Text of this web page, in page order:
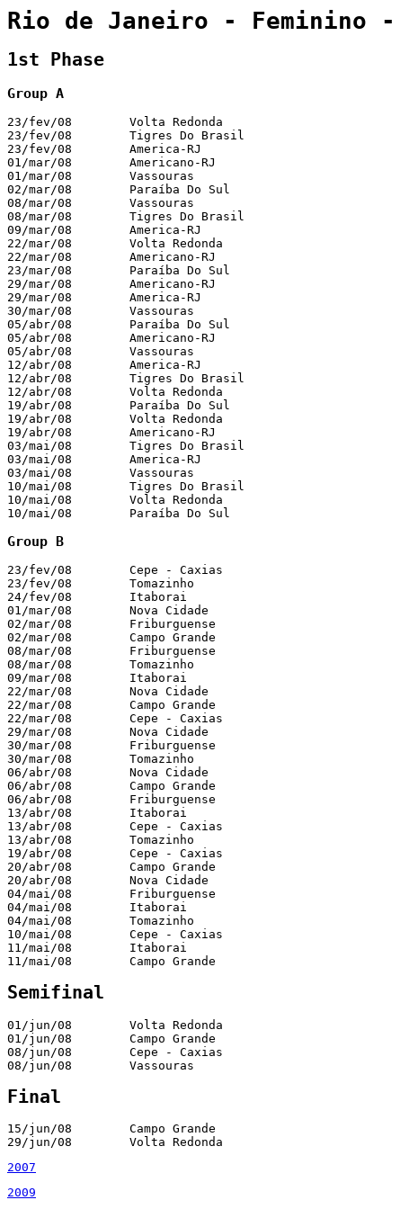
Rio de Janeiro - Feminino -
1st Phase
Group A
23/fev/08        Volta Redonda
23/fev/08        Tigres Do Brasil
23/fev/08        America-RJ
01/mar/08        Americano-RJ
01/mar/08        Vassouras
02/mar/08        Paraíba Do Sul
08/mar/08        Vassouras
08/mar/08        Tigres Do Brasil
09/mar/08        America-RJ
22/mar/08        Volta Redonda
22/mar/08        Americano-RJ
23/mar/08        Paraíba Do Sul
29/mar/08        Americano-RJ
29/mar/08        America-RJ
30/mar/08        Vassouras
05/abr/08        Paraíba Do Sul
05/abr/08        Americano-RJ
05/abr/08        Vassouras
12/abr/08        America-RJ
12/abr/08        Tigres Do Brasil
12/abr/08        Volta Redonda
19/abr/08        Paraíba Do Sul
19/abr/08        Volta Redonda
19/abr/08        Americano-RJ
03/mai/08        Tigres Do Brasil
03/mai/08        America-RJ
03/mai/08        Vassouras
10/mai/08        Tigres Do Brasil
10/mai/08        Volta Redonda
10/mai/08        Paraíba Do Sul
Group B
23/fev/08        Cepe - Caxias
23/fev/08        Tomazinho
24/fev/08        Itaborai
01/mar/08        Nova Cidade
02/mar/08        Friburguense
02/mar/08        Campo Grande
08/mar/08        Friburguense
08/mar/08        Tomazinho
09/mar/08        Itaborai
22/mar/08        Nova Cidade
22/mar/08        Campo Grande
22/mar/08        Cepe - Caxias
29/mar/08        Nova Cidade
30/mar/08        Friburguense
30/mar/08        Tomazinho
06/abr/08        Nova Cidade
06/abr/08        Campo Grande
06/abr/08        Friburguense
13/abr/08        Itaborai
13/abr/08        Cepe - Caxias
13/abr/08        Tomazinho
19/abr/08        Cepe - Caxias
20/abr/08        Campo Grande
20/abr/08        Nova Cidade
04/mai/08        Friburguense
04/mai/08        Itaborai
04/mai/08        Tomazinho
10/mai/08        Cepe - Caxias
11/mai/08        Itaborai
11/mai/08        Campo Grande
Semifinal
01/jun/08        Volta Redonda
01/jun/08        Campo Grande
08/jun/08        Cepe - Caxias
08/jun/08        Vassouras
Final
15/jun/08        Campo Grande
29/jun/08        Volta Redonda
2007
2009